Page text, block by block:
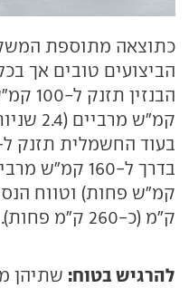
כתוצאה מתוספת
הביצועים טובים אך
ק"מ (כ-260 ק"מ פחות).
להרגיש בטוח: